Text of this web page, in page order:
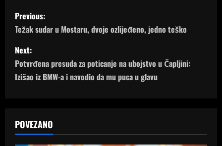
P
o
s
t
a
v
Previous:
Težak sudar u Mostaru, dvoje ozlijeđeno, jedno teško
Next:
Potvrđena presuda za poticanje na ubojstvo u Čapljini:
Izišao iz BMW-a i navodio da mu puca u glavu
POVEZANO